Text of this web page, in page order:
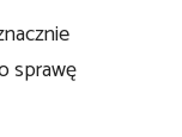
sprawę